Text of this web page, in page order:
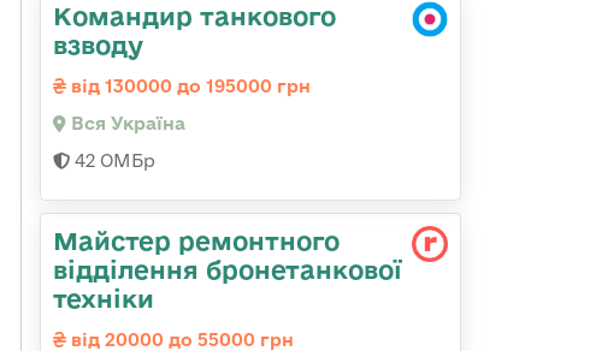
Командир танкового
взводу
від 130000 до 195000 грн
Вся Україна
42 ОМБр
Майстер ремонтного
відділення бронетанкової
техніки
від 20000 до 55000 грн